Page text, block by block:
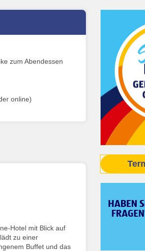
zum Abendessen
online)
Hotel mit Blick auf
zu einer
Buffet und das